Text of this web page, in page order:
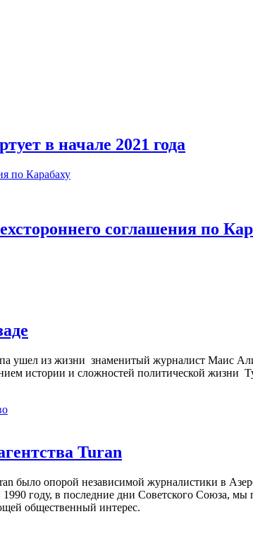
в начале 2021 года
соглашения по
ушел из жизни знаменитый журналист Маис
истории и сложностей политической жизни
Turan
было опорой независимой журналистики в
году, в последние дни Советского Союза,
общественный интерес.